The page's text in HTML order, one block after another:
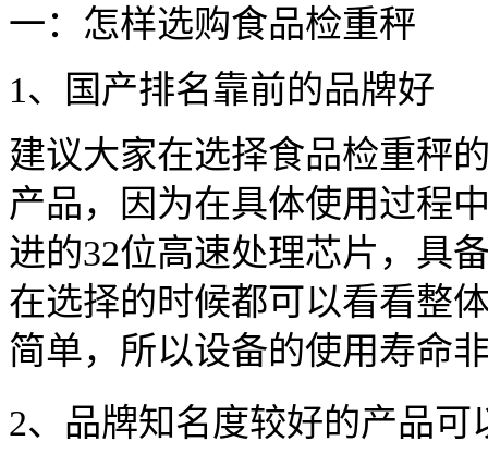
一：怎样选购食品检重秤
1、国产排名靠前的品牌好
建议大家在选择食品检重秤
产品，因为在具体使用过程
进的32位高速处理芯片，具
在选择的时候都可以看看整
简单，所以设备的使用寿命
2、品牌知名度较好的产品可